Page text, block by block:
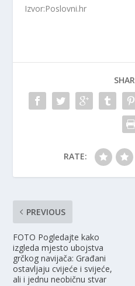
Izvor:Poslovni.hr
RATE:
PREVIOUS
FOTO Pogledajte kako
izgleda mjesto ubojstva
grčkog navijača: Građani
ostavljaju cvijeće i svijeće,
ali i jednu neobičnu stvar